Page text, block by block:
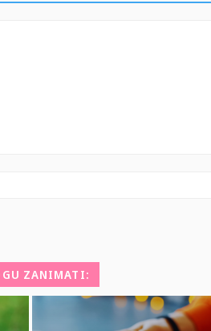
ZANIMATI: